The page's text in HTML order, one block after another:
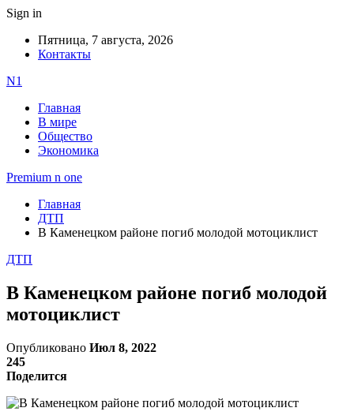
Sign in
Пятница, 7 августа, 2026
Контакты
N1
Главная
В мире
Общество
Экономика
Premium n one
Главная
ДТП
В Каменецком районе погиб молодой мотоциклист
ДТП
В Каменецком районе погиб молодой
мотоциклист
Опубликовано Июл 8, 2022
245
Поделится